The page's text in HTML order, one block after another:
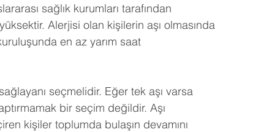
sağlık kurumları tarafından
Alerjisi olan kişilerin aşı olmasında
en az yarım saat
seçmelidir. Eğer tek aşı varsa
bir seçim değildir. Aşı
kişiler toplumda bulaşın devamını